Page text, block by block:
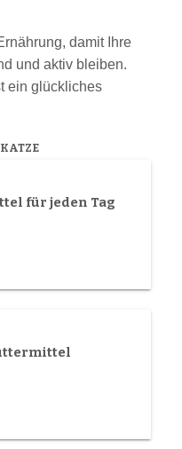
damit Ihre
und aktiv bleiben.
ein glückliches
für jeden Tag